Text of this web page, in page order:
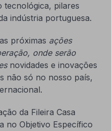
tecnológica, pilares
indústria portuguesa.
as próximas ações
onde serão
novidades e inovações
não só no nosso país,
da Fileira Casa
no Objetivo Específico